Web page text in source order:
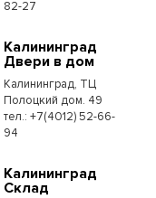
82-27
Калининград
Двери в дом
Калининград, ТЦ
Полоцкий дом. 49
тел.: +7(4012) 52-66-
94
Калининград
Склад